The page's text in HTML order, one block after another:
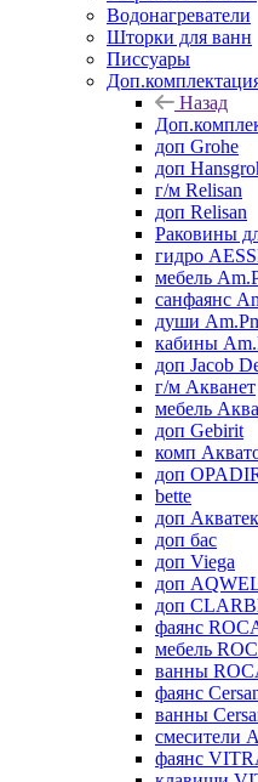
Водонагреватели
Шторки для ванн
Писсуары
Назад
доп Grohe
доп
г/м Relisan
доп Relisan
Раковины
гидро
мебель
санфаянс
души
кабины
доп Jacob
г/м Акванет
мебель
доп Gebirit
комп
доп
bette
доп Акватек
доп бас
доп Viega
доп
доп
фаянс
мебель
ванны
фаянс
ванны
смесители
фаянс